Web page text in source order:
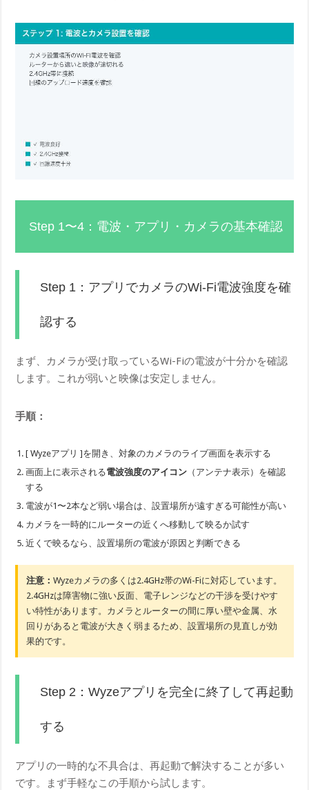
Step 1〜4：電波・アプリ・カメラの基本確認
Step 1：アプリでカメラのWi-Fi電波強度を確
認する
まず、カメラが受け取っているWi-Fiの電波が十分かを確認
します。これが弱いと映像は安定しません。
手順：
[ Wyzeアプリ ]を開き、対象のカメラのライブ画面を表示する
画面上に表示される電波強度のアイコン （アンテナ表示）を確認
する
電波が1〜2本など弱い場合は、設置場所が遠すぎる可能性が高い
カメラを一時的にルーターの近くへ移動して映るか試す
近くで映るなら、設置場所の電波が原因と判断できる
注意：Wyzeカメラの多くは2.4GHz帯のWi-Fiに対応しています。
2.4GHzは障害物に強い反面、電子レンジなどの干渉を受けやす
い特性があります。カメラとルーターの間に厚い壁や金属、水
回りがあると電波が大きく弱まるため、設置場所の見直しが効
果的です。
Step 2：Wyzeアプリを完全に終了して再起動
する
アプリの一時的な不具合は、再起動で解決することが多い
です。まず手軽なこの手順から試します。